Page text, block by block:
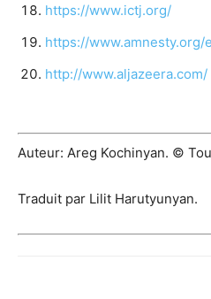
https://www.ictj.org/
https://www.amnesty.org/
http://www.aljazeera.com/
Auteur: Areg Kochinyan. ©
Traduit par Lilit Harutyunyan.